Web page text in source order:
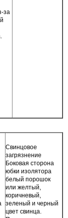
за
Свинцовое
загрязнение
Боковая сторона
юбки изолятора
белый порошок
или желтый,
коричневый,
зеленый и черный
цвет свинца.